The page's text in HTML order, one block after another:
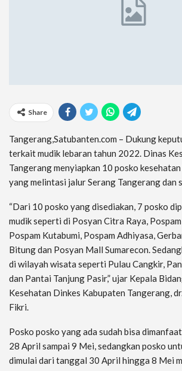
Share
Tangerang,Satubanten.com – Dukung
terkait mudik lebaran tahun 2022. Dinas
Tangerang menyiapkan 10 posko
yang melintasi jalur Serang Tangerang dan
“Dari 10 posko yang disediakan, 7 posko
mudik seperti di Posyan Citra Raya,
Pospam Kutabumi, Pospam Adhiyasa,
Bitung dan Posyan Mall Sumarecon.
di wilayah wisata seperti Pulau Cangkir,
dan Pantai Tanjung Pasir,” ujar Kepala
Kesehatan Dinkes Kabupaten Tangerang,
Fikri.
Posko posko yang ada sudah bisa
28 April sampai 9 Mei, sedangkan posko
dimulai dari tanggal 30 April hingga 8 Mei